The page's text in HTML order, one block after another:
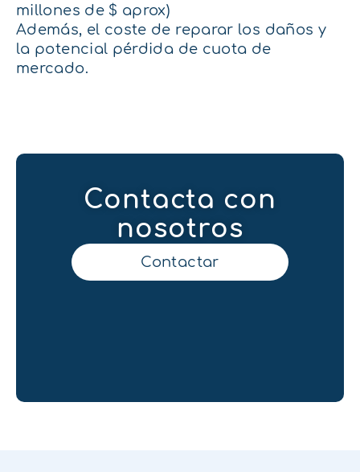
millones de $ aprox)
Además, el coste de reparar los daños y
la potencial pérdida de cuota de
mercado.
Contacta con
nosotros
Contactar